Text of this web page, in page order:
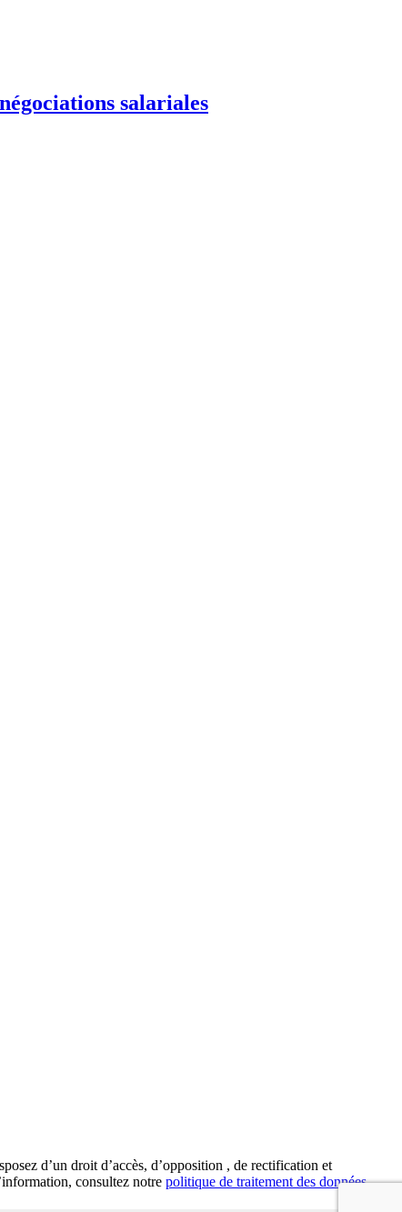
salariales
d’un droit d’accès, d’opposition , de rectification et
consultez notre politique de traitement des données.